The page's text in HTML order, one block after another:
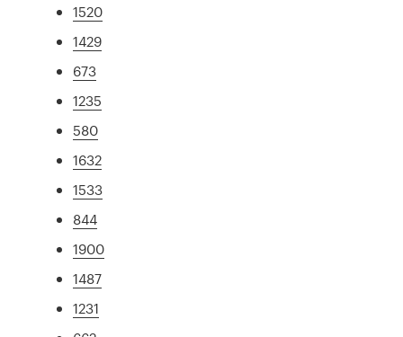
1520
1429
673
1235
580
1632
1533
844
1900
1487
1231